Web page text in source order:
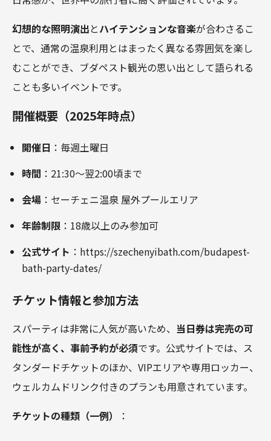
幻想的な照明演出とハイテンションな音楽が合わさるこ
とで、通常の温泉利用とはまったく異なる雰囲気を楽し
むことができ、ブダペスト観光の思い出として語られる
ことも多いイベントです。
開催概要（2025年時点）
開催日 ：毎週土曜日
時間 ：21:30～翌2:00頃まで
会場 ：セーチェニ温泉 屋外プールエリア
年齢制限 ：18歳以上のみ参加可
公式サイト ： https://szechenyibath.com/budapest-
bath-party-dates/
チケット情報と参加方法
スパーティは非常に人気が高いため、 当日券は完売の可
能性が高く、事前予約が必須です。公式サイトでは、ス
タンダードチケットのほか、VIPエリアや専用ロッカー、
ウェルカムドリンク付きのプランも用意されています。
チケットの種類（一例）
：